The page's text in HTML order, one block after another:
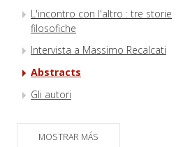
L'incontro con l'altro : tre storie
filosofiche
Intervista a Massimo Recalcati
Abstracts
Gli autori
MOSTRAR MÁS